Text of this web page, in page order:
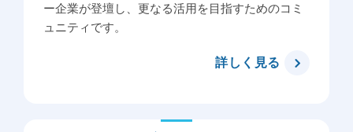
ー企業が登壇し、更なる活用を目指すためのコミ
ュニティです。
詳しく見る